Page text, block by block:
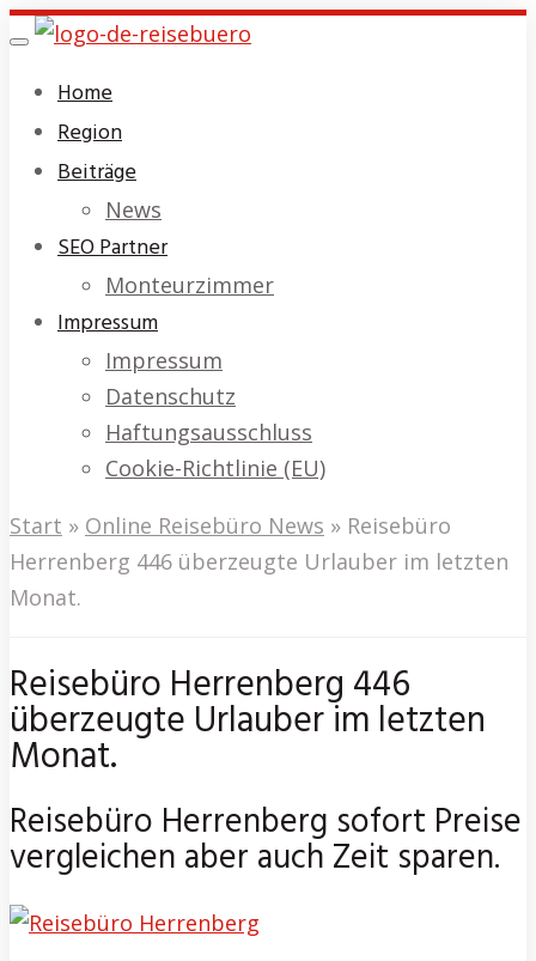
Skip
main
content
Toggle
Home
Region
Beiträge
News
SEO Partner
Monteurzimmer
Impressum
Impressum
Datenschutz
Haftungsausschluss
Cookie-Richtlinie (EU)
Start » Online Reisebüro News » Reisebüro
Herrenberg 446 überzeugte Urlauber im letzten
Monat.
Reisebüro Herrenberg 446
überzeugte Urlauber im letzten
Monat.
Reisebüro Herrenberg sofort Preise
vergleichen aber auch Zeit sparen.